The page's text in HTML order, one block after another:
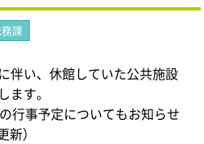
課
伴い、休館していた公共施設
ます。
行事予定についてもお知らせ
）